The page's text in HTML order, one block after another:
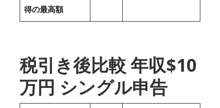
得の最高額
税引き後比較 年収$10
万円 シングル申告